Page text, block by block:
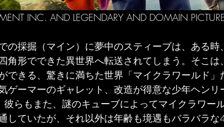
INC. AND LEGENDARY AND DOMAIN
の採掘（マイン）に夢中のスティーブは、ある
角形でできた異世界へ転送されてしまう。そこ
できる、驚きに満ちた世界「マイクラワールド」
ゲーマーのギャレット、改造が得意な少年ヘン
らもまた、謎のキューブによってマイクラワー
していたが、それ以外は年齢も境遇もバラバラ